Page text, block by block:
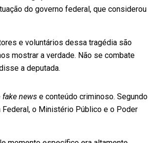
do governo federal, que considerou
e voluntários dessa tragédia são
mostrar a verdade. Não se combate
a deputada.
fake news e conteúdo criminoso. Segundo
o Ministério Público e o Poder